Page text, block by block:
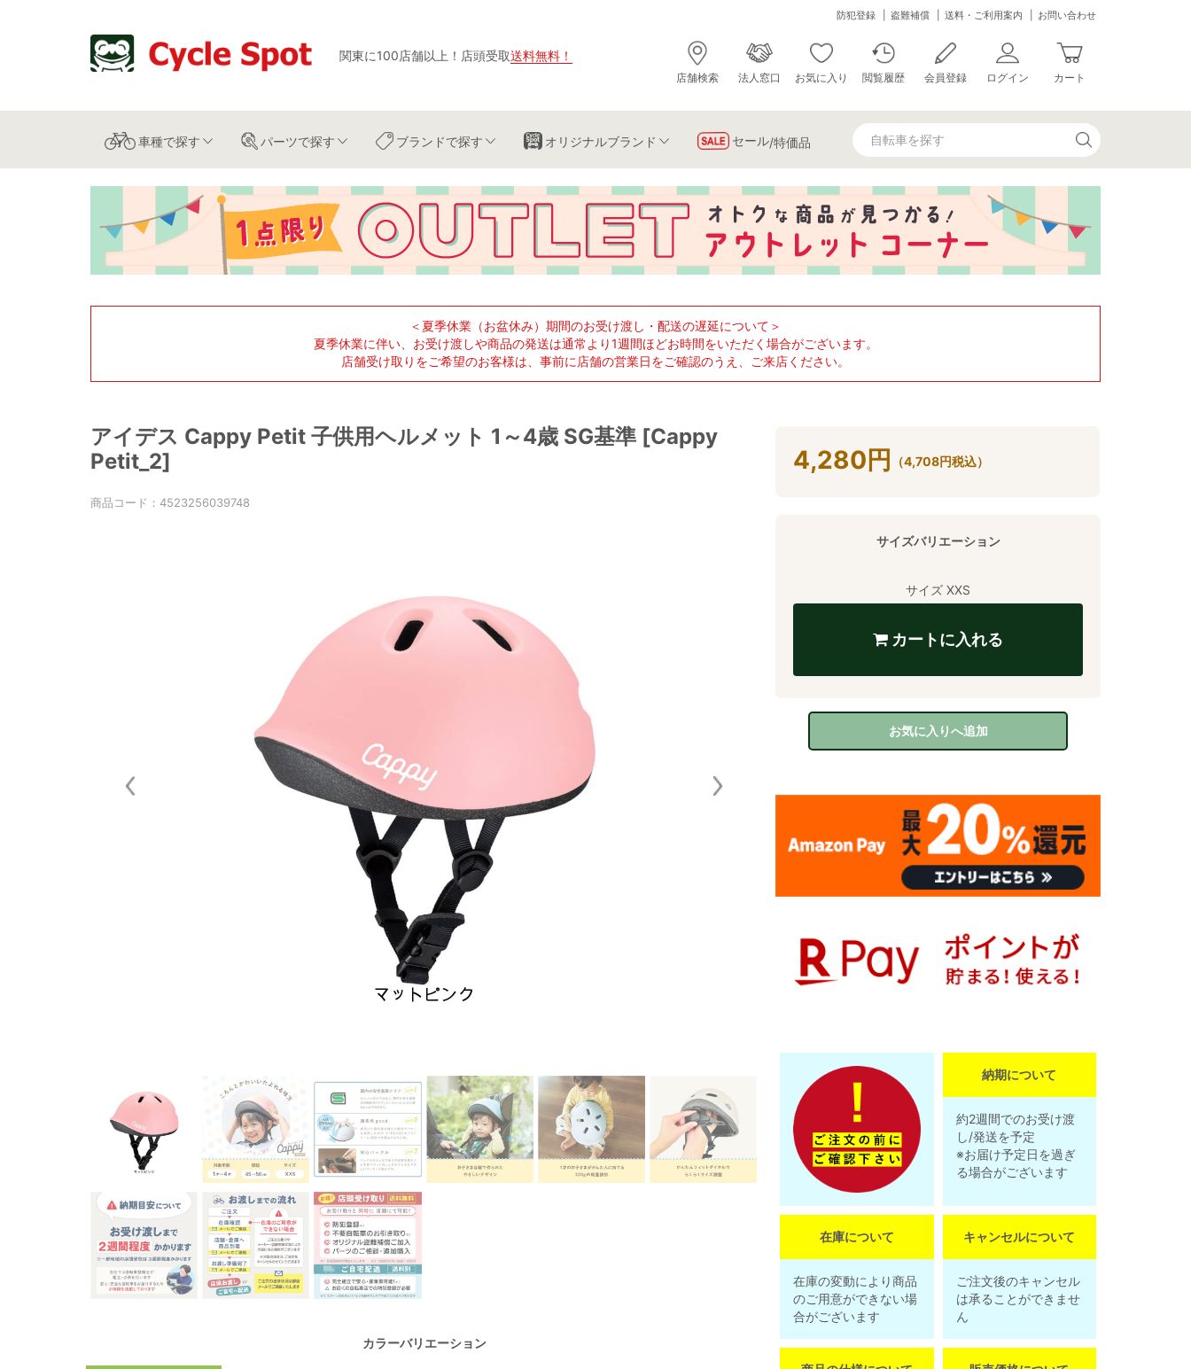
関東に100店舗以上 ！ 店頭受取送料無料 ！
防犯登録 盗難補償 送料・ご利用案内 お問い合わせ
店舗検索 法人窓口 お気に入り 閲覧履歴 会員登録 ログイン カート
車種で探す パーツで探す ブランドで探す オリジナルブランド セール/特価品
＜夏季休業（お盆休み）期間のお受け渡し・配送の遅延について＞
夏季休業に伴い、お受け渡しや商品の発送は通常より1週間ほどお時間をいただく場合がございます。
店舗受け取りをご希望のお客様は、事前に店舗の営業日をご確認のうえ、ご来店ください。
アイデス Cappy Petit 子供用ヘルメット 1～4歳 SG基準 [Cappy
Petit_2]
商品コード： 4523256039748
カラーバリエーション
4,280 円 （4,708円税込）
サイズバリエーション
サイズ XXS
カートに入れる
お気に入りへ追加
納期について
約2週間でのお受け渡
し/発送を予定
※お届け予定日を過ぎ
る場合がございます
在庫について
在庫の変動により商品
のご用意ができない場
合がございます
キャンセルについて
ご注文後のキャンセル
は承ることができませ
ん